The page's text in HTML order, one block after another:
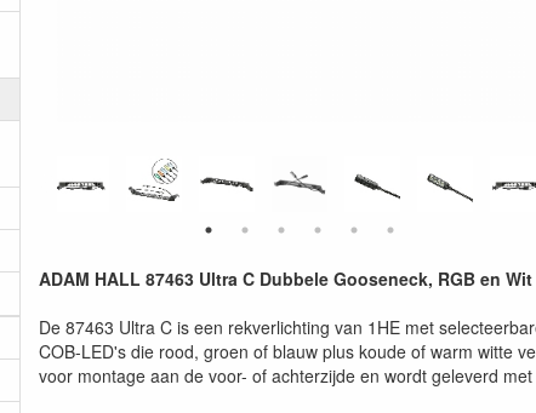
ADAM HALL 87463 Ultra C Dubbele Gooseneck, RGB en Wit
De 87463 Ultra C is een rekverlichting van 1HE met
COB-LED's die rood, groen of blauw plus koude of warm witte
voor montage aan de voor- of achterzijde en wordt geleverd